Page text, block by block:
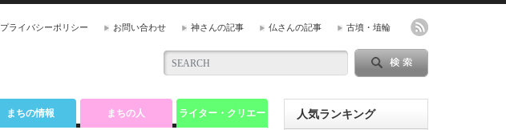
プライバシーポリシー お問い合わせ 神さんの記事 仏さんの記事 古墳・埴輪
まちの情報 まちの人 ライター・クリエー 人気ランキング